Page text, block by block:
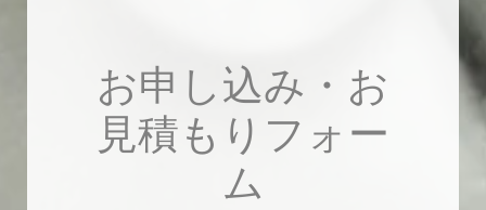
お申し込み・お
見積もりフォー
ム